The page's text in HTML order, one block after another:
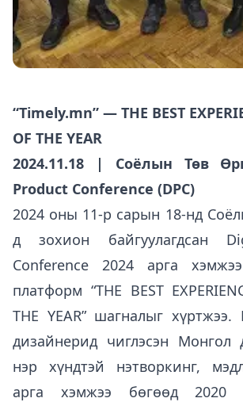
“Timely.mn” — THE BEST
OF THE YEAR
2024.11.18 | Соёлын Төв
Product Conference (DPC)
2024 оны 11-р сарын 18-нд
д зохион байгуулагдсан
Conference 2024 арга
платформ “THE BEST
THE YEAR” шагналыг
дизайнерид чиглэсэн Монгол
нэр хүндтэй нэтворкинг,
арга хэмжээ бөгөөд 2020